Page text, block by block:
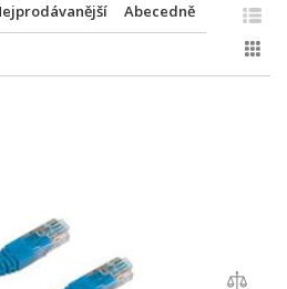
Nejprodávanější Abecedně